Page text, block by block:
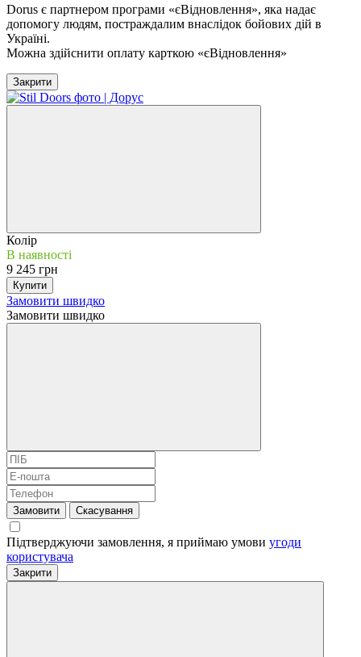
Dorus є партнером програми «єВідновлення», яка надає
допомогу людям, постраждалим внаслідок бойових дій в
Україні.
Можна здійснити оплату карткою «єВідновлення»
Закрити
Колір
В наявності
9 245 грн
Купити
Замовити швидко
Замовити швидко
Замовити Скасування
Підтверджуючи замовлення, я приймаю умови угоди
користувача
Закрити